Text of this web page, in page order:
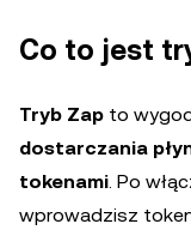
Co to jest
Tryb Zap to
dostarczania
tokenami. Po
wprowadzisz